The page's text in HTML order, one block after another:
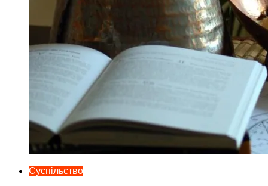
Суспільство